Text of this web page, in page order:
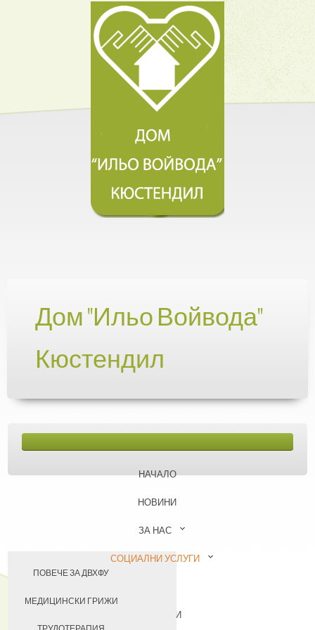
Дом "Ильо Войвода"
Кюстендил
НАЧАЛО
НОВИНИ
ЗА НАС
ПОВЕЧЕ ЗА ДВХФУ
НАШИЯТ ЕКИП
УЧАСТИЕ В ПРОЕКТИ
СОЦИАЛНИ УСЛУГИ
МЕДИЦИНСКИ ГРИЖИ
КОНТАКТИ